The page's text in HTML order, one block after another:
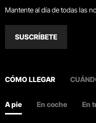
Mantente al día de todas las
SUSCRÍBETE
CÓMO LLEGAR
A pie En coche En